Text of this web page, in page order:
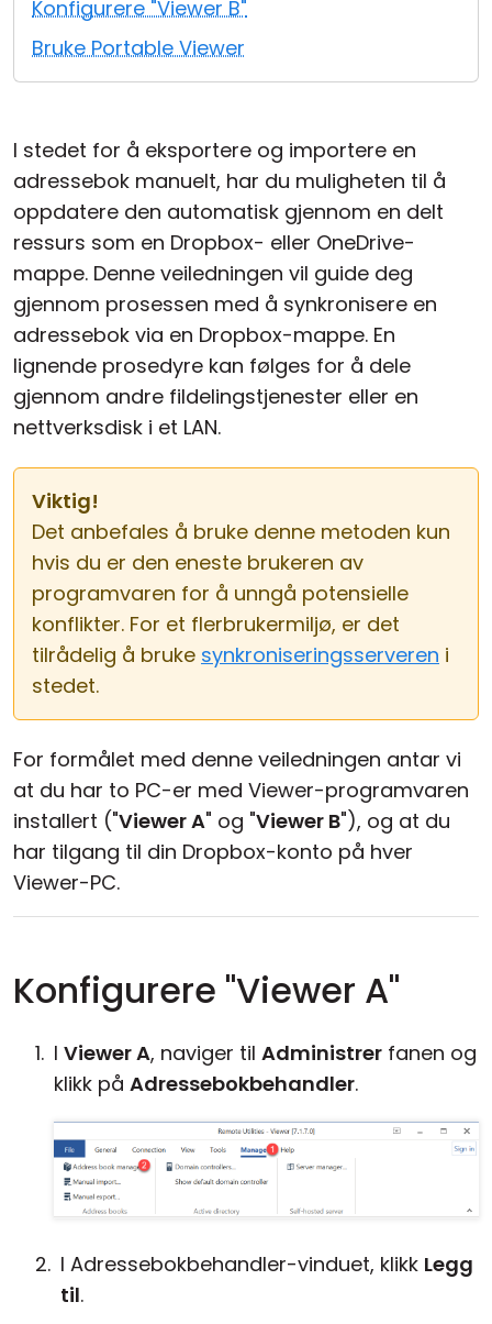
Konfigurere "Viewer B"
Bruke Portable Viewer
I stedet for å eksportere og importere en
adressebok manuelt, har du muligheten til å
oppdatere den automatisk gjennom en delt
ressurs som en Dropbox- eller OneDrive-
mappe. Denne veiledningen vil guide deg
gjennom prosessen med å synkronisere en
adressebok via en Dropbox-mappe. En
lignende prosedyre kan følges for å dele
gjennom andre fildelingstjenester eller en
nettverksdisk i et LAN.
Viktig!
Det anbefales å bruke denne metoden kun
hvis du er den eneste brukeren av
programvaren for å unngå potensielle
konflikter. For et flerbrukermiljø, er det
tilrådelig å bruke synkroniseringsserveren i
stedet.
For formålet med denne veiledningen antar vi
at du har to PC-er med Viewer-programvaren
installert ("Viewer A" og "Viewer B"), og at du
har tilgang til din Dropbox-konto på hver
Viewer-PC.
Konfigurere "Viewer A"
I Viewer A, naviger til Administrer fanen og
klikk på Adressebokbehandler.
I Adressebokbehandler-vinduet, klikk Legg
til.
Sky- og lokal installasjon